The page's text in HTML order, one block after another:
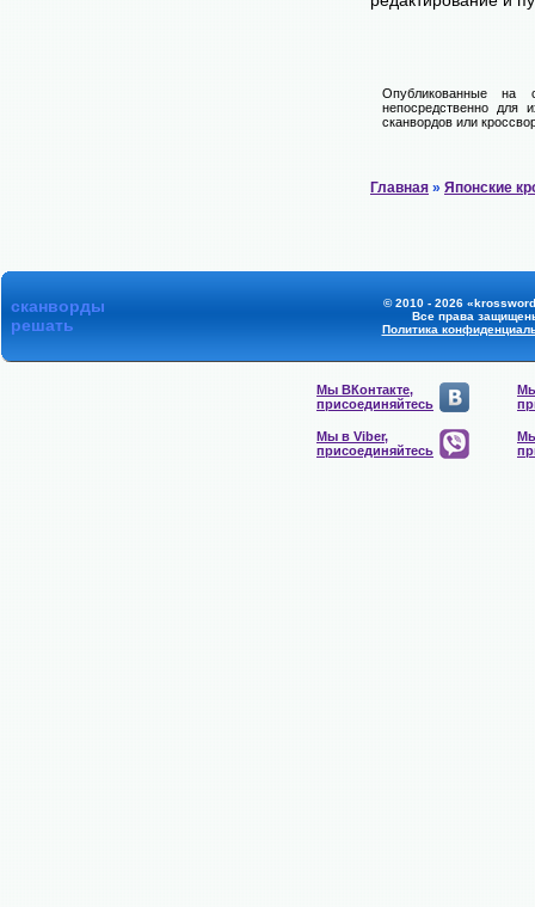
Опубликованные на
непосредственно для
сканвордов или
Главная » Японские
сканворды
решать
© 2010 - 2026
Все права
Политика
Мы ВКонтакте,
присоединяйтесь
Мы в Viber,
присоединяйтесь